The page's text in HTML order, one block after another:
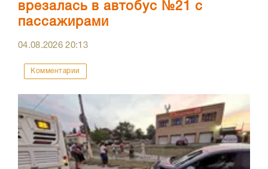
врезалась в автобус №21 с
пассажирами
04.08.202620:13
Комментарии